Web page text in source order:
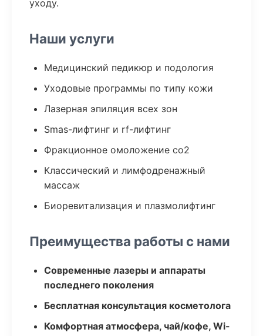
уходу.
Наши услуги
Медицинский педикюр и подология
Уходовые программы по типу кожи
Лазерная эпиляция всех зон
Smas-лифтинг и rf-лифтинг
Фракционное омоложение co2
Классический и лимфодренажный
массаж
Биоревитализация и плазмолифтинг
Преимущества работы с нами
Современные лазеры и аппараты
последнего поколения
Бесплатная консультация косметолога
Комфортная атмосфера, чай/кофе, Wi-